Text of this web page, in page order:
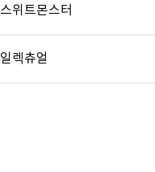
스위트몬스터
일렉츄얼